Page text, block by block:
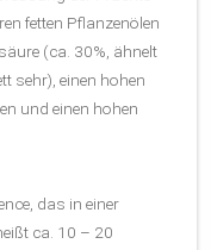
fetten Pflanzenölen
(ca. 30%, ähnelt
sehr), einen hohen
und einen hohen
das in einer
ca. 10 – 20